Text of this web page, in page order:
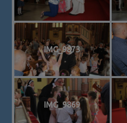
IMG_9873
IMG_9869